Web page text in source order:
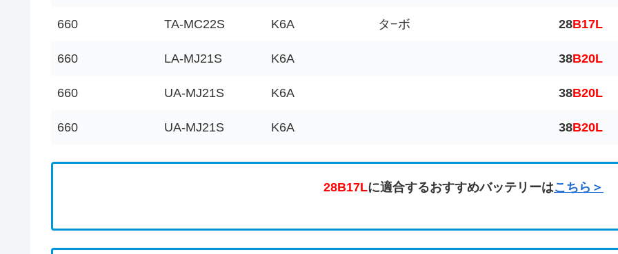
660 TA-MC22S K6A タ−ボ 28B17L
660 LA-MJ21S K6A 38B20L
660 UA-MJ21S K6A 38B20L
660 UA-MJ21S K6A 38B20L
28B17Lに適合するおすすめバッテリーはこちら＞